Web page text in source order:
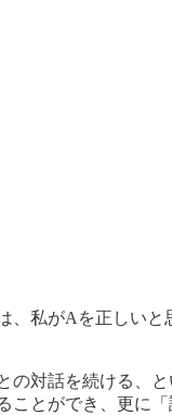
私がAを正しい
対話を続ける、
とができ、更に